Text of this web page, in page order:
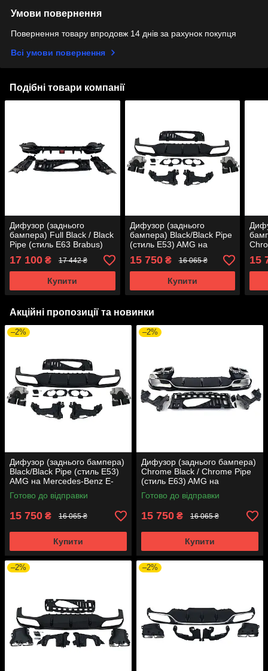
Умови повернення
Повернення товару впродовж 14 днів за рахунок покупця
Всі умови повернення
Подібні товари компанії
Дифузор (заднього
бампера) Full Black / Black
Pipe (стиль E63 Brabus)
AMG на Mercedes-Benz E-
Class W213 2016-2020
року
17 100 ₴ 17 442 ₴
Купити
Дифузор (заднього
бампера) Black/Black Pipe
(стиль E53) AMG на
Mercedes-Benz E-Class
W213 2016-2020 року
15 750₴ 16 065 ₴
Купити
року
15
Акційні пропозиції та новинки
–2%
Дифузор (заднього бампера)
Black/Black Pipe (стиль E53)
AMG на Mercedes-Benz E-
Class W213 2016-2020 року
Готово до відправки
15 750 ₴ 16 065 ₴
Купити
–2%
Дифузор (заднього бампера)
Chrome Black / Chrome Pipe
(стиль E63) AMG на
Mercedes-Benz E-Class W213
2016-2020 року
Готово до відправки
15 750 ₴ 16 065 ₴
Купити
–2% –2%